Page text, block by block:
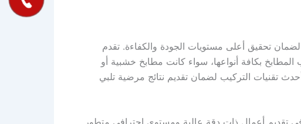
تحقيق أعلى مستويات الجودة والكفاءة. تقدم
بكافة أنواعها، سواء كانت مطابخ خشبية أو
تقنيات التركيب لضمان تقديم نتائج مرضية تلبي